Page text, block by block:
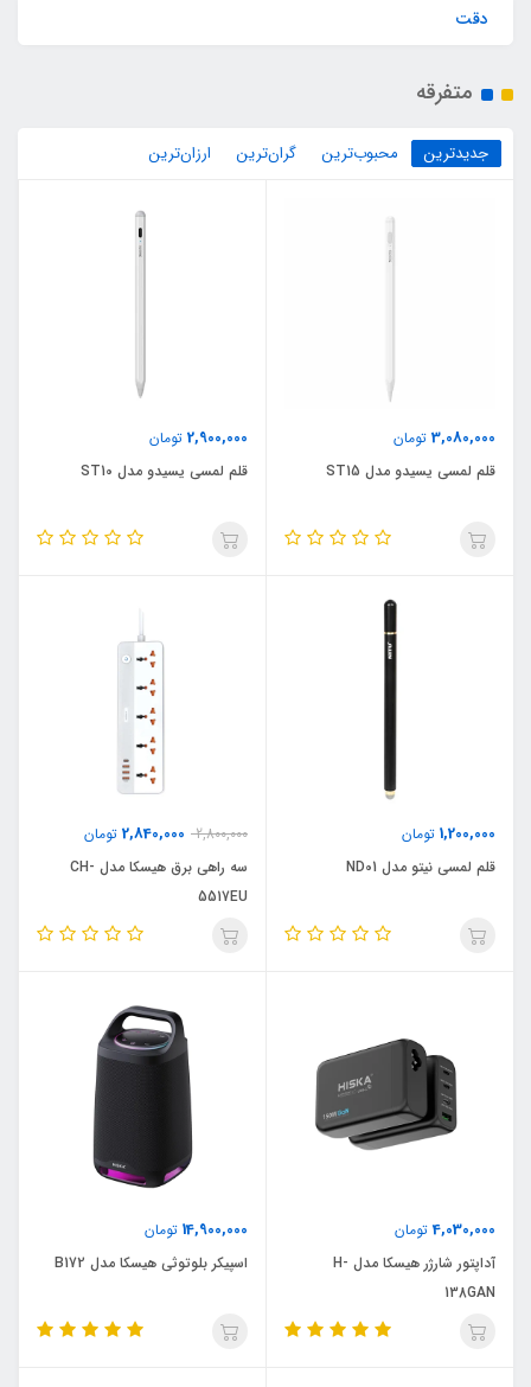
دقت
متفرقه
جدیدترین محبوب‌ترین گران‌ترین ارزان‌ترین
3,080,000 تومان
قلم لمسی یسیدو مدل ST15
2,900,000 تومان
قلم لمسی یسیدو مدل ST10
1,200,000 تومان
قلم لمسی نیتو مدل ND01
2,800,000
2,840,000 تومان
سه راهی برق هیسکا مدل CH-
5517EU
4,030,000تومان
آداپتور شارژر هیسکا مدل H-
138GAN
14,900,000 تومان
اسپیکر بلوتوثی هیسکا مدل B172